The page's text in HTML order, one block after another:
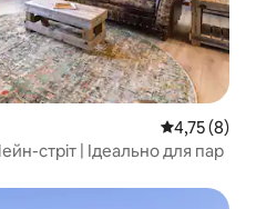
Середня
4,75 (8)
стріт | Ідеально для пар